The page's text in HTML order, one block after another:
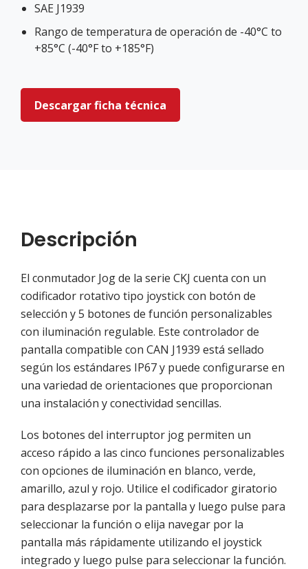
SAE J1939
Rango de temperatura de operación de -40°C to
+85°C (-40°F to +185°F)
Descargar ficha técnica
Descripción
El conmutador Jog de la serie CKJ cuenta con un
codificador rotativo tipo joystick con botón de
selección y 5 botones de función personalizables
con iluminación regulable. Este controlador de
pantalla compatible con CAN J1939 está sellado
según los estándares IP67 y puede configurarse en
una variedad de orientaciones que proporcionan
una instalación y conectividad sencillas.
Los botones del interruptor jog permiten un
acceso rápido a las cinco funciones personalizables
con opciones de iluminación en blanco, verde,
amarillo, azul y rojo. Utilice el codificador giratorio
para desplazarse por la pantalla y luego pulse para
seleccionar la función o elija navegar por la
pantalla más rápidamente utilizando el joystick
integrado y luego pulse para seleccionar la función.